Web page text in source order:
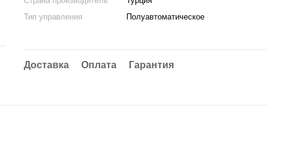
Тип управления
Полуавтоматическое
Доставка Оплата Гарантия